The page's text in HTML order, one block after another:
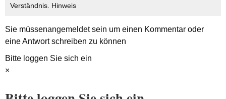
Verständnis. Hinweis
Sie müssenangemeldetsein um einen Kommentar oder
eine Antwort schreiben zu können
Bitte loggen Sie sich ein
×